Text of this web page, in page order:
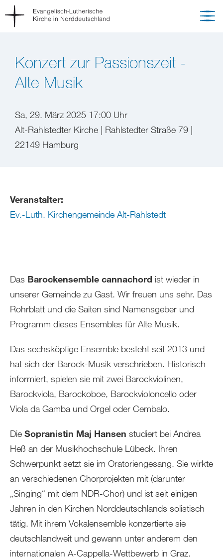
Konzert zur Passionszeit -
Alte Musik
Sa, 29. März 2025 17:00 Uhr
Alt-Rahlstedter Kirche | Rahlstedter Straße 79 |
22149 Hamburg
Veranstalter:
Ev.-Luth. Kirchengemeinde Alt-Rahlstedt
Das Barockensemble cannachord ist wieder in
unserer Gemeinde zu Gast. Wir freuen uns sehr. Das
Rohrblatt und die Saiten sind Namensgeber und
Programm dieses Ensembles für Alte Musik.
Das sechsköpfige Ensemble besteht seit 2013 und
hat sich der Barock-Musik verschrieben. Historisch
informiert, spielen sie mit zwei Barockviolinen,
Barockviola, Barockoboe, Barockvioloncello oder
Viola da Gamba und Orgel oder Cembalo.
Die Sopranistin Maj Hansen studiert bei Andrea
Heß an der Musikhochschule Lübeck. Ihren
Schwerpunkt setzt sie im Oratoriengesang. Sie wirkte
an verschiedenen Chorprojekten mit (darunter
„Singing“ mit dem NDR-Chor) und ist seit einigen
Jahren in den Kirchen Norddeutschlands solistisch
tätig. Mit ihrem Vokalensemble konzertierte sie
deutschlandweit und gewann unter anderem den
internationalen A-Cappella-Wettbewerb in Graz.